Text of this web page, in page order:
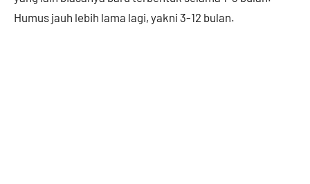
Humus jauh lebih lama lagi, yakni 3-12 bulan.